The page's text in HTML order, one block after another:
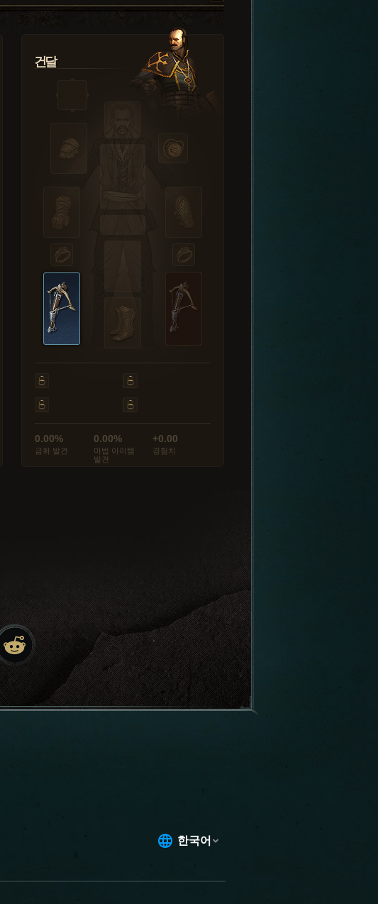
건달
0.00%
금화 발견
0.00%
마법 아이템
발견
+0.00
경험치